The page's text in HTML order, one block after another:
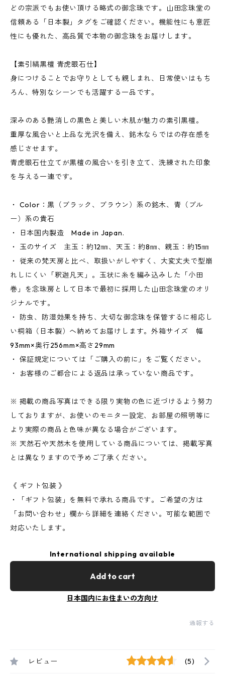
どの宗派でもお使い頂ける略式の御念珠です。山田念珠堂の
信頼ある「日本製」タグをご確認ください。機能性にも意匠
性にも優れた、高品質で本物の御念珠をお届けします。
【素引縞黒檀 青虎眼石仕】
身につけることでお守りとしても親しまれ、日常使いはもち
ろん、特別なシーンでも活躍する一品です。
深みのある艶消しの黒色と美しい木肌が魅力の素引黒檀。
重厚な風合いと上品な光沢を備え、銘木ならではの存在感を
感じさせます。
青虎眼石仕立てが黒檀の風合いを引き立て、洗練された印象
を与える一連です。
・ Color：黒（ブラック、ブラウン）系の銘木、青（ブル
ー）系の貴石
・ 日本国内製造 Made in Japan.
・ 玉のサイズ 主玉：約12㎜、天玉：約8㎜、親玉：約15㎜
・ 従来の梵天房と比べ、取扱いがしやすく、大変丈夫で型崩
れしにくい「釈迦凡天」。玉状に糸を編み込みした「小田
巻」を念珠房として日本で最初に採用した山田念珠堂のオリ
ジナルです。
・ 防虫、防湿効果を持ち、大切な御念珠を保管するに相応し
い桐箱（日本製）へ納めてお届けします。外箱サイズ 幅
93mm×奥行256mm×高さ29mm
・ 保証規定については「ご購入の前に」をご覧ください。
・ お客様のご都合による返品は承っていない商品です。
※ 掲載の商品写真はできる限り実物の色に近づけるよう努力
しておりますが、お使いのモニター設定、お部屋の照明等に
より実際の商品と色味が異なる場合がございます。
※ 天然石や天然木を使用している商品については、掲載写真
とは異なりますので予めご了承ください。
《 ギフト包装 》
・「ギフト包装」を無料で承れる商品です。ご希望の方は
「お問い合わせ」欄から詳細を連絡ください。可能な範囲で
対応いたします。
International shipping available
Add to cart
日本国内にお住まいの方向け
通報する
レビュー (5)